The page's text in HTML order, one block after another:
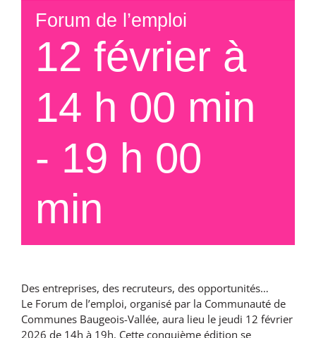
Forum de l’emploi
12 février à
14 h 00 min
- 19 h 00
min
Des entreprises, des recruteurs, des opportunités…
Le Forum de l’emploi, organisé par la Communauté de
Communes Baugeois-Vallée, aura lieu le jeudi 12 février
2026 de 14h à 19h. Cette conquième édition se